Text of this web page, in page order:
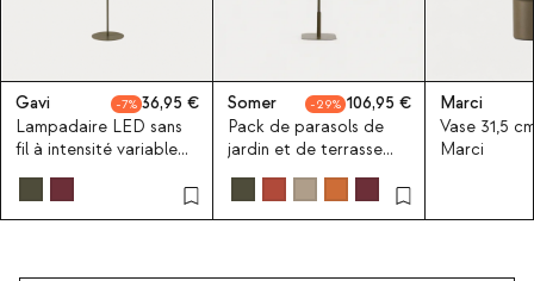
Gavi 7
36,95
Lampadaire LED sans
fil à intensité variable
pour extérieur Gavi
Somer 29
106,95
Pack de parasols de
jardin et de terrasse
Somer Ø250 cm avec
Marci
Vase 31,5
Marci